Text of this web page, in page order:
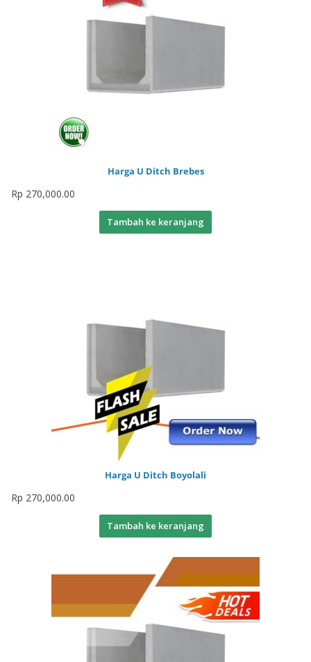
Harga U Ditch Brebes
Rp 270,000.00
Tambah ke keranjang
Harga U Ditch Boyolali
Rp 270,000.00
Tambah ke keranjang